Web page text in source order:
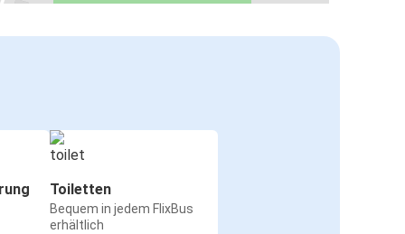
Toiletten
Bequem in jedem FlixBus
erhältlich